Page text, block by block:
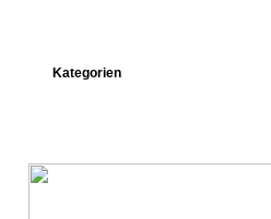
Kategorien